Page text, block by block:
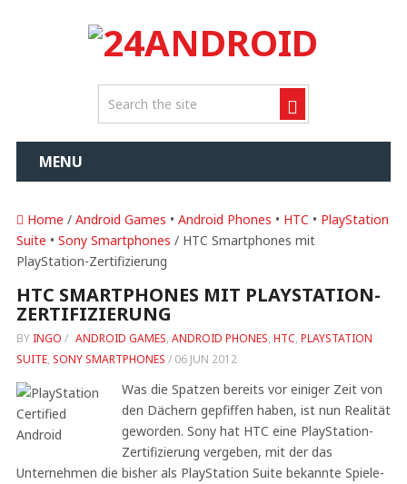
MENU
Home / Android Games • Android Phones • HTC • PlayStation
Suite • Sony Smartphones / HTC Smartphones mit
PlayStation-Zertifizierung
HTC SMARTPHONES MIT PLAYSTATION-
ZERTIFIZIERUNG
BY INGO / ANDROID GAMES, ANDROID PHONES, HTC, PLAYSTATION
SUITE, SONY SMARTPHONES / 06 JUN 2012
Was die Spatzen bereits vor einiger Zeit von
den Dächern gepfiffen haben, ist nun Realität
geworden. Sony hat HTC eine PlayStation-
Zertifizierung vergeben, mit der das
Unternehmen die bisher als PlayStation Suite bekannte Spiele-